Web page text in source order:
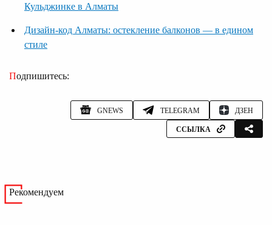
Кульджинке в Алматы
Дизайн-код Алматы: остекление балконов — в едином
стиле
Подпишитесь:
GNEWS TELEGRAM ДЗЕН
ССЫЛКА
Рекомендуем